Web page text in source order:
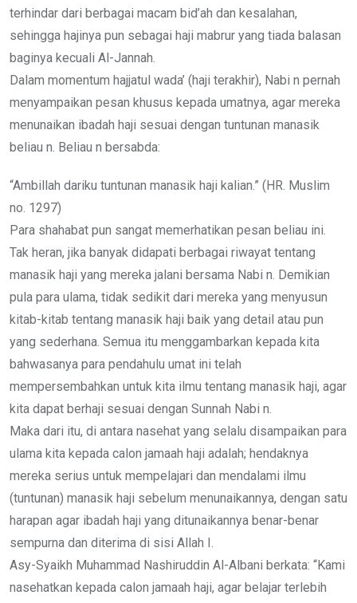
terhindar dari berbagai macam bid’ah dan kesalahan,
sehingga hajinya pun sebagai haji mabrur yang tiada balasan
baginya kecuali Al-Jannah.
Dalam momentum hajjatul wada’ (haji terakhir), Nabi n pernah
menyampaikan pesan khusus kepada umatnya, agar mereka
menunaikan ibadah haji sesuai dengan tuntunan manasik
beliau n. Beliau n bersabda:
“Ambillah dariku tuntunan manasik haji kalian.” (HR. Muslim
no. 1297)
Para shahabat pun sangat memerhatikan pesan beliau ini.
Tak heran, jika banyak didapati berbagai riwayat tentang
manasik haji yang mereka jalani bersama Nabi n. Demikian
pula para ulama, tidak sedikit dari mereka yang menyusun
kitab-kitab tentang manasik haji baik yang detail atau pun
yang sederhana. Semua itu menggambarkan kepada kita
bahwasanya para pendahulu umat ini telah
mempersembahkan untuk kita ilmu tentang manasik haji, agar
kita dapat berhaji sesuai dengan Sunnah Nabi n.
Maka dari itu, di antara nasehat yang selalu disampaikan para
ulama kita kepada calon jamaah haji adalah; hendaknya
mereka serius untuk mempelajari dan mendalami ilmu
(tuntunan) manasik haji sebelum menunaikannya, dengan satu
harapan agar ibadah haji yang ditunaikannya benar-benar
sempurna dan diterima di sisi Allah I.
Asy-Syaikh Muhammad Nashiruddin Al-Albani berkata: “Kami
nasehatkan kepada calon jamaah haji, agar belajar terlebih